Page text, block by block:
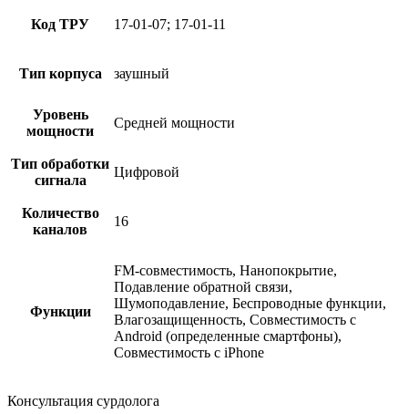
Код ТРУ 17-01-07; 17-01-11
Тип корпуса заушный
Уровень
мощности
Средней мощности
Тип обработки
сигнала
Цифровой
Количество
каналов
16
Функции
FM-совместимость, Нанопокрытие,
Подавление обратной связи,
Шумоподавление, Беспроводные функции,
Влагозащищенность, Совместимость с
Android (определенные смартфоны),
Совместимость с iPhone
Консультация сурдолога